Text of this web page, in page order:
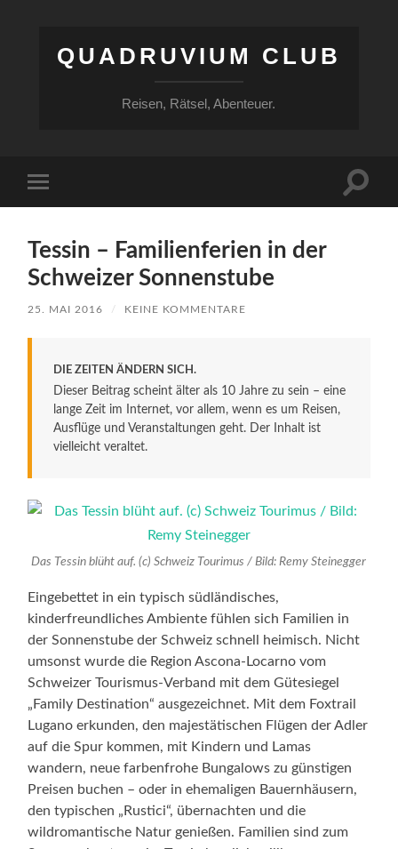
QUADRUVIUM CLUB
Reisen, Rätsel, Abenteuer.
Menü
Tessin – Familienferien in der
Schweizer Sonnenstube
25. MAI 2016 / KEINE KOMMENTARE
DIE ZEITEN ÄNDERN SICH.
Dieser Beitrag scheint älter als 10 Jahre zu sein – eine
lange Zeit im Internet, vor allem, wenn es um Reisen,
Ausflüge und Veranstaltungen geht. Der Inhalt ist
vielleicht veraltet.
Das Tessin blüht auf. (c) Schweiz Tourimus / Bild: Remy Steinegger
Eingebettet in ein typisch südländisches,
kinderfreundliches Ambiente fühlen sich Familien in
der Sonnenstube der Schweiz schnell heimisch. Nicht
umsonst wurde die Region Ascona-Locarno vom
Schweizer Tourismus-Verband mit dem Gütesiegel
„Family Destination“ ausgezeichnet. Mit dem Foxtrail
Lugano erkunden, den majestätischen Flügen der Adler
auf die Spur kommen, mit Kindern und Lamas
wandern, neue farbenfrohe Bungalows zu günstigen
Preisen buchen – oder in ehemaligen Bauernhäusern,
den typischen „Rustici“, übernachten und die
wildromantische Natur genießen. Familien sind zum